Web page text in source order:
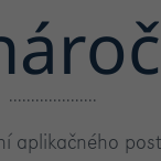
aplikačného